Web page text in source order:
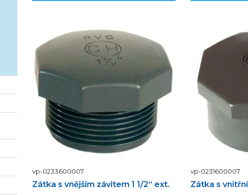
vp-0233600007
Zátka s vnějším závitem 1 1/2“ ext.
vp-0231600007
Zátka s